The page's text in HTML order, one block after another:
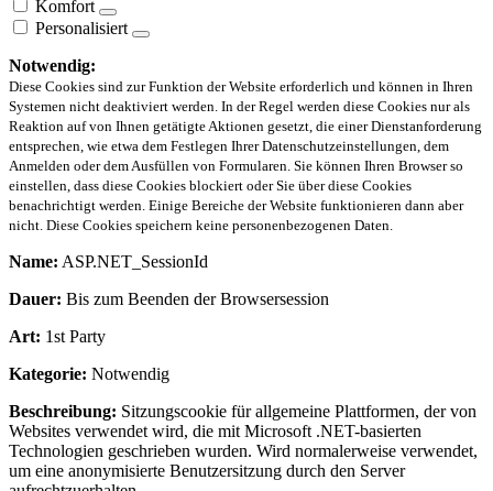
Komfort
Personalisiert
Notwendig:
Diese Cookies sind zur Funktion der Website erforderlich und können in Ihren
Systemen nicht deaktiviert werden. In der Regel werden diese Cookies nur als
Reaktion auf von Ihnen getätigte Aktionen gesetzt, die einer Dienstanforderung
entsprechen, wie etwa dem Festlegen Ihrer Datenschutzeinstellungen, dem
Anmelden oder dem Ausfüllen von Formularen. Sie können Ihren Browser so
einstellen, dass diese Cookies blockiert oder Sie über diese Cookies
benachrichtigt werden. Einige Bereiche der Website funktionieren dann aber
nicht. Diese Cookies speichern keine personenbezogenen Daten.
Name: ASP.NET_SessionId
Dauer: Bis zum Beenden der Browsersession
Art: 1st Party
Kategorie: Notwendig
Beschreibung: Sitzungscookie für allgemeine Plattformen, der von
Websites verwendet wird, die mit Microsoft .NET-basierten
Technologien geschrieben wurden. Wird normalerweise verwendet,
um eine anonymisierte Benutzersitzung durch den Server